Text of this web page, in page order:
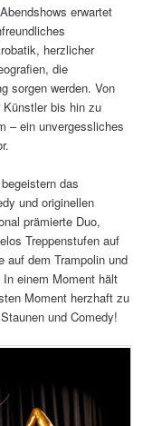
erwartet
herzlicher
die
sorgen werden. Von
Künstler bis hin zu
– ein unvergessliches
das
und originellen
prämierte Duo,
Treppenstufen auf
auf dem Trampolin und
einem Moment hält
Moment herzhaft zu
und Comedy!